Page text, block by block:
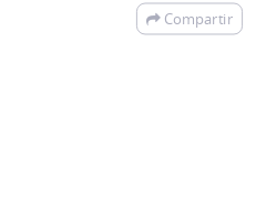
Compartir